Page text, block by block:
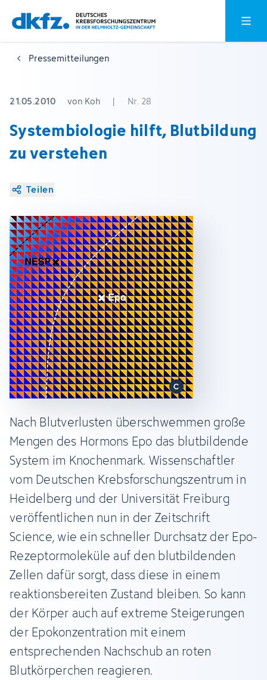
Zum
Hauptinhalt
springen
Zur
Fußzeile
springen
Pressemitteilungen
21.05.2010 von Koh | Nr. 28
Systembiologie hilft, Blutbildung
zu verstehen
Teilen
Nach Blutverlusten überschwemmen große
Mengen des Hormons Epo das blutbildende
System im Knochenmark. Wissenschaftler
vom Deutschen Krebsforschungszentrum in
Heidelberg und der Universität Freiburg
veröffentlichen nun in der Zeitschrift
Science, wie ein schneller Durchsatz der Epo-
Rezeptormoleküle auf den blutbildenden
Zellen dafür sorgt, dass diese in einem
reaktionsbereiten Zustand bleiben. So kann
der Körper auch auf extreme Steigerungen
der Epokonzentration mit einem
entsprechenden Nachschub an roten
Blutkörperchen reagieren.